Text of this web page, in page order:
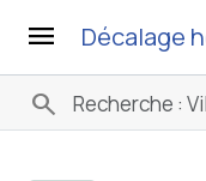
menu Décalage
search